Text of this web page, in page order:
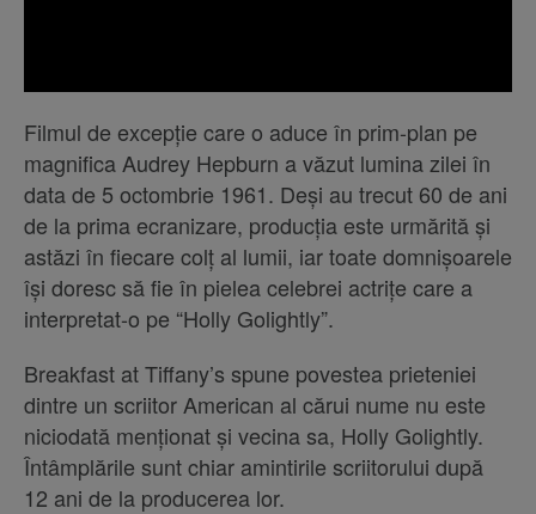
Filmul de excepție care o aduce în prim-plan pe
magnifica Audrey Hepburn a văzut lumina zilei în
data de 5 octombrie 1961. Deși au trecut 60 de ani
de la prima ecranizare, producția este urmărită și
astăzi în fiecare colț al lumii, iar toate domnișoarele
își doresc să fie în pielea celebrei actrițe care a
interpretat-o pe “Holly Golightly”.
Breakfast at Tiffany’s spune povestea prieteniei
dintre un scriitor American al cărui nume nu este
niciodată menționat și vecina sa, Holly Golightly.
Întâmplările sunt chiar amintirile scriitorului după
12 ani de la producerea lor.